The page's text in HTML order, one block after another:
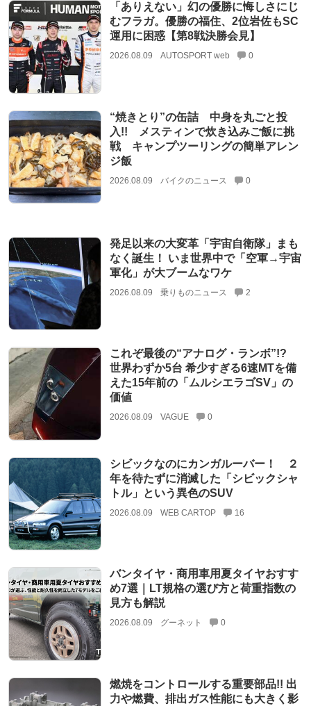
「ありえない」幻の優勝に悔しさにじ
むフラガ。優勝の福住、2位岩佐もSC
運用に困惑【第8戦決勝会見】
2026.08.09 AUTOSPORT web 0
“焼きとり”の缶詰 中身を丸ごと投
入!! メスティンで炊き込みご飯に挑
戦 キャンプツーリングの簡単アレン
ジ飯
2026.08.09 バイクのニュース 0
発足以来の大変革「宇宙自衛隊」まも
なく誕生！ いま世界中で「空軍→宇宙
軍化」が大ブームなワケ
2026.08.09 乗りものニュース 2
これぞ最後の“アナログ・ランボ”!?
世界わずか5台 希少すぎる6速MTを備
えた15年前の「ムルシエラゴSV」の
価値
2026.08.09 VAGUE 0
シビックなのにカンガルーバー！ ２
年を待たずに消滅した「シビックシャ
トル」という異色のSUV
2026.08.09 WEB CARTOP 16
バンタイヤ・商用車用夏タイヤおすす
め7選｜LT規格の選び方と荷重指数の
見方も解説
2026.08.09 グーネット 0
燃焼をコントロールする重要部品!! 出
力や燃費、排出ガス性能にも大きく影